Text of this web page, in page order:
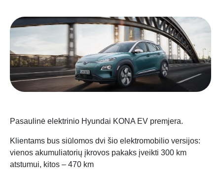
Pasaulinė elektrinio Hyundai KONA EV premjera.
Klientams bus siūlomos dvi šio elektromobilio versijos:
vienos akumuliatorių įkrovos pakaks įveikti 300 km
atstumui, kitos – 470 km